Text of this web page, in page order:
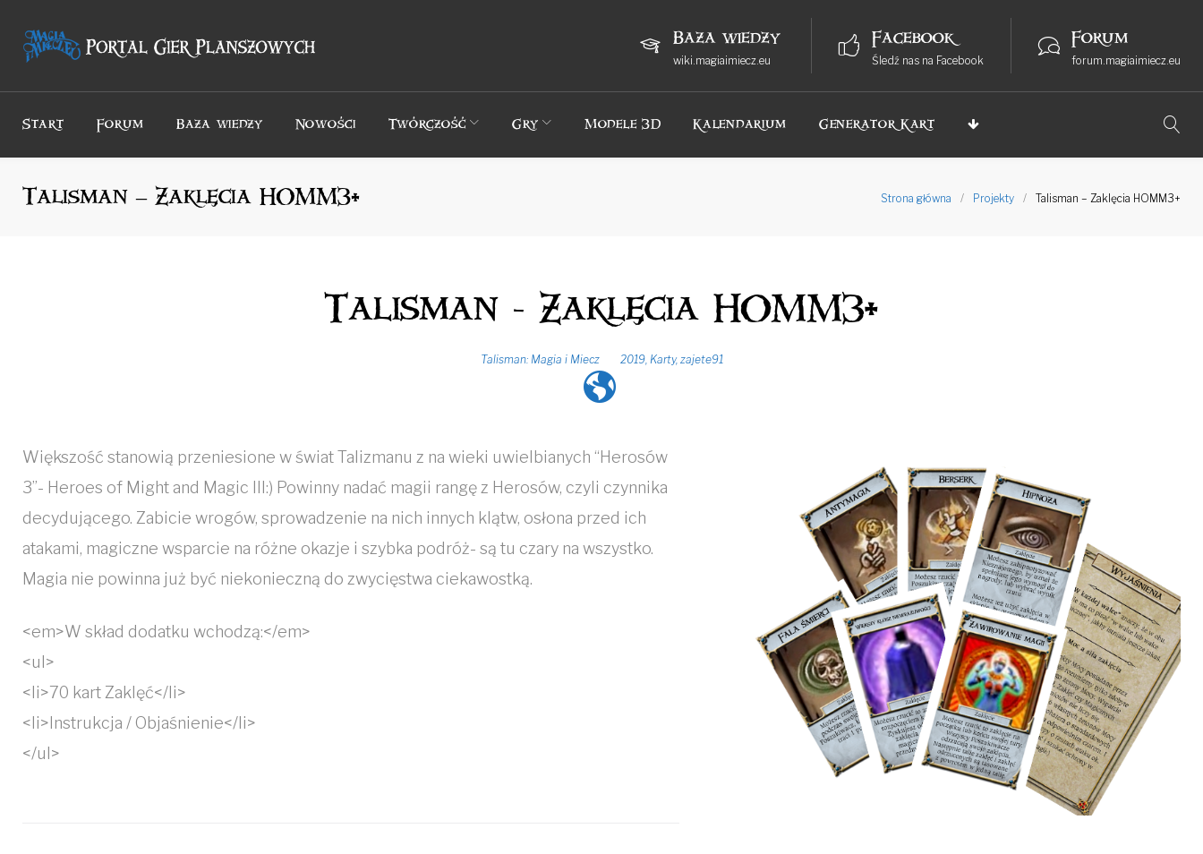
Baza wiedzy
wiki.magiaimiecz.eu
Facebook
Śledź nas na Facebook
Forum
forum.magiaimiecz.eu
Start Forum Baza wiedzy Nowości Twórczość Gry Modele 3D Kalendarium Generator Kart
Talisman – Zaklęcia HOMM3+ Strona główna / Projekty / Talisman – Zaklęcia HOMM3+
Talisman - Zaklęcia HOMM3+
Talisman: Magia i Miecz 2019, Karty, zajete91
Większość stanowią przeniesione w świat Talizmanu z na wieki uwielbianych “Herosów
3”- Heroes of Might and Magic III:) Powinny nadać magii rangę z Herosów, czyli czynnika
decydującego. Zabicie wrogów, sprowadzenie na nich innych klątw, osłona przed ich
atakami, magiczne wsparcie na różne okazje i szybka podróż- są tu czary na wszystko.
Magia nie powinna już być niekonieczną do zwycięstwa ciekawostką.
<em>W skład dodatku wchodzą:</em>
<ul>
<li>70 kart Zaklęć</li>
<li>Instrukcja / Objaśnienie</li>
</ul>